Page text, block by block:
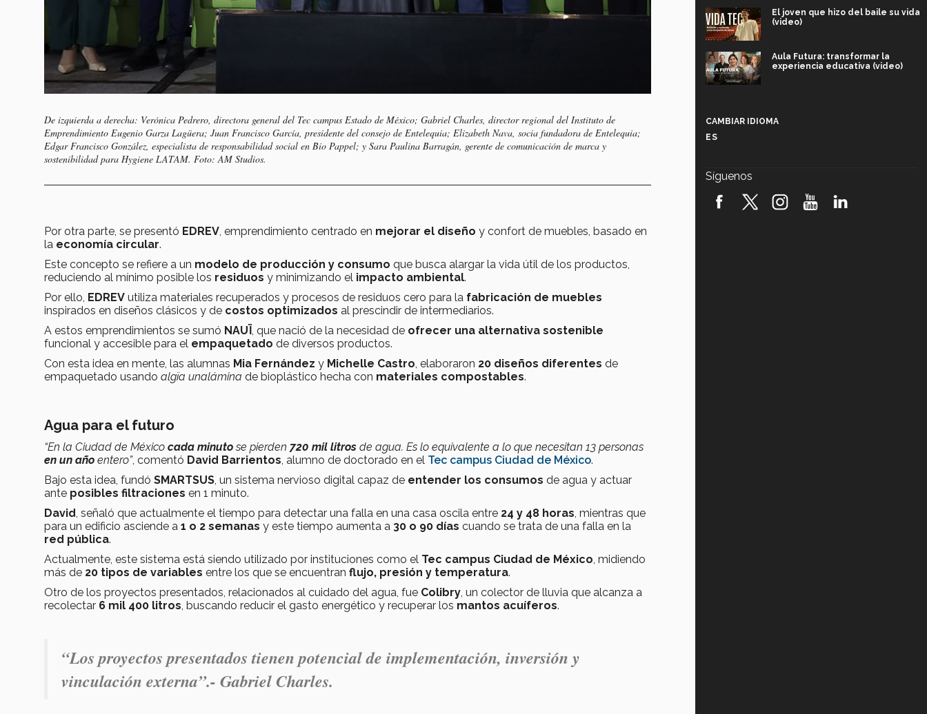
De izquierda a derecha: Verónica Pedrero, directora general del Tec campus Estado de México; Gabriel Charles, director regional del Instituto de
Emprendimiento Eugenio Garza Lagüera; Juan Francisco García, presidente del consejo de Entelequia; Elizabeth Nava, socia fundadora de Entelequia;
Edgar Francisco González, especialista de responsabilidad social en Bio Pappel; y Sara Paulina Barragán, gerente de comunicación de marca y
sostenibilidad para Hygiene LATAM. Foto: AM Studios.
Por otra parte, se presentó EDREV, emprendimiento centrado en mejorar el diseño y confort de muebles, basado en
la economía circular.
Este concepto se refiere a un modelo de producción y consumo que busca alargar la vida útil de los productos,
reduciendo al mínimo posible los residuos y minimizando el impacto ambiental.
Por ello, EDREV utiliza materiales recuperados y procesos de residuos cero para la fabricación de muebles
inspirados en diseños clásicos y de costos optimizados al prescindir de intermediarios.
A estos emprendimientos se sumó NAUÏ , que nació de la necesidad de ofrecer una alternativa sostenible
funcional y accesible para el empaquetado de diversos productos.
Con esta idea en mente, las alumnas Mia Fernández y Michelle Castro, elaboraron 20 diseños diferentes de
empaquetado usando algïa unalámina de bioplástico hecha con materiales compostables.
Agua para el futuro
“En la Ciudad de México cada minutose pierden 720 mil litros de agua. Es lo equivalente a lo que necesitan 13 personas
en un año entero”, comentó David Barrientos, alumno de doctorado en el Tec campus Ciudad de México.
Bajo esta idea, fundó SMARTSUS, un sistema nervioso digital capaz de entender los consumos de agua y actuar
ante posibles filtraciones en 1 minuto.
David, señaló que actualmente el tiempo para detectar una falla en una casa oscila entre 24 y 48 horas, mientras que
para un edificio asciende a 1 o 2 semanas y este tiempo aumenta a 30 o 90 días cuando se trata de una falla en la
red pública.
Actualmente, este sistema está siendo utilizado por instituciones como el Tec campus Ciudad de México, midiendo
más de 20 tipos de variables entre los que se encuentran flujo, presión y temperatura.
Otro de los proyectos presentados, relacionados al cuidado del agua, fue Colibry, un colector de lluvia que alcanza a
recolectar 6 mil 400 litros, buscando reducir el gasto energético y recuperar los mantos acuíferos.
“Los proyectos presentados tienen potencial de implementación, inversión y
vinculación externa”.- Gabriel Charles.
El joven que hizo del baile su vida
(video)
Aula Futura: transformar la
experiencia educativa (video)
robótica FIRST 2026! (video)
CAMBIAR IDIOMA
ES
Síguenos